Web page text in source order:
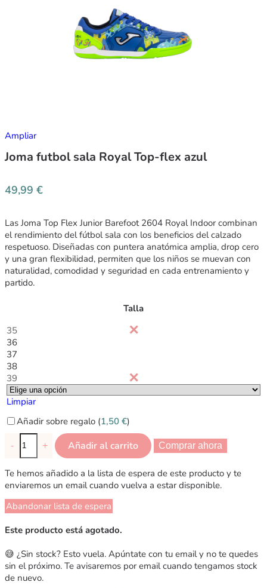
Ampliar
Joma futbol sala Royal Top-flex azul
49,99 €
Las Joma Top Flex Junior Barefoot 2604 Royal Indoor combinan
el rendimiento del fútbol sala con los beneficios del calzado
respetuoso. Diseñadas con puntera anatómica amplia, drop cero
y una gran flexibilidad, permiten que los niños se muevan con
naturalidad, comodidad y seguridad en cada entrenamiento y
partido.
Talla
35
36
37
38
39
Limpiar
Añadir sobre regalo (1,50 €)
- + Añadir al carrito Comprar ahora
Te hemos añadido a la lista de espera de este producto y te
enviaremos un email cuando vuelva a estar disponible.
Abandonar lista de espera
Este producto está agotado.
😅 ¿Sin stock? Esto vuela. Apúntate con tu email y no te quedes
sin el próximo. Te avisaremos por email cuando tengamos stock
de nuevo.